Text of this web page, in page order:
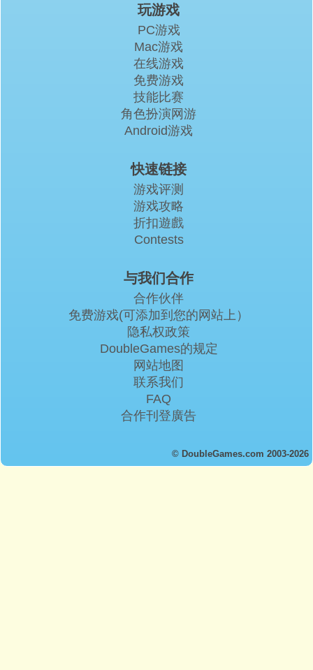
玩游戏
PC游戏
Mac游戏
在线游戏
免费游戏
技能比赛
角色扮演网游
Android游戏
快速链接
游戏评测
游戏攻略
折扣遊戲
Contests
与我们合作
合作伙伴
免费游戏(可添加到您的网站上）
隐私权政策
DoubleGames的规定
网站地图
联系我们
FAQ
合作刊登廣告
© DoubleGames.com 2003-2026